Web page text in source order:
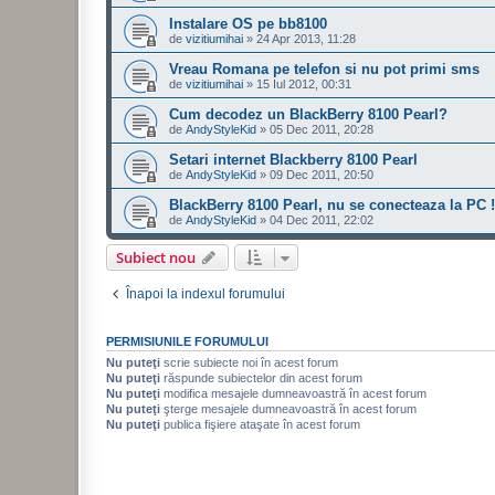
Instalare OS pe bb8100
de vizitiumihai » 24 Apr 2013, 11:28
Vreau Romana pe telefon si nu pot primi sms
de vizitiumihai » 15 Iul 2012, 00:31
Cum decodez un BlackBerry 8100 Pearl?
de AndyStyleKid » 05 Dec 2011, 20:28
Setari internet Blackberry 8100 Pearl
de AndyStyleKid » 09 Dec 2011, 20:50
BlackBerry 8100 Pearl, nu se conecteaza la PC !
de AndyStyleKid » 04 Dec 2011, 22:02
Subiect nou
Înapoi la indexul forumului
PERMISIUNILE FORUMULUI
Nu puteţi scrie subiecte noi în acest forum
Nu puteţi răspunde subiectelor din acest forum
Nu puteţi modifica mesajele dumneavoastră în acest forum
Nu puteţi şterge mesajele dumneavoastră în acest forum
Nu puteţi publica fişiere ataşate în acest forum